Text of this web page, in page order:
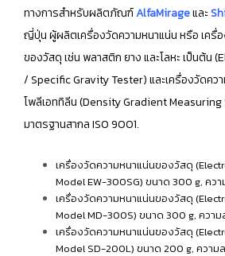
CONTACT US
ทางการสำหรับผลิตภัณฑ์AlfaMirageและ
ญี่ปุ่น ผู้ผลิตเครื่องวัดความหนาแน่น หรือ เครื่อ
ของวัสดุ เช่น พลาสติก ยาง และโลหะ เป็นต้น
/ Specific Gravity Tester) และเครื่องวัดคว
โพลีเอททิลีน (Density Gradient Measuring
มาตรฐานสากล ISO 9001.
เครื่องวัดความหนาแน่นของวัสดุ
Model EW-300SG) ขนาด 300 g, ควา
เครื่องวัดความหนาแน่นของวัสดุ
Model MD-300S) ขนาด 300 g, ความ
เครื่องวัดความหนาแน่นของวัสดุ
Model SD-200L) ขนาด 200 g, ความ